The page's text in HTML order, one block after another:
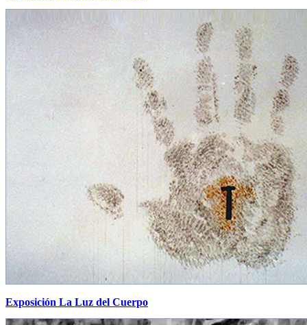
Exposición La Luz del Cuerpo